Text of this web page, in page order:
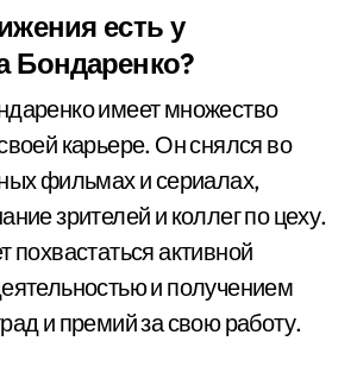
есть у
Бондаренко?
имеет множество
карьере. Он снялся во
фильмах и сериалах,
зрителей и коллег по цеху.
похвастаться активной
и получением
и премий за свою работу.